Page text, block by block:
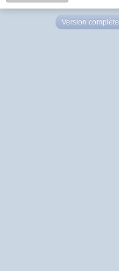
Version complète